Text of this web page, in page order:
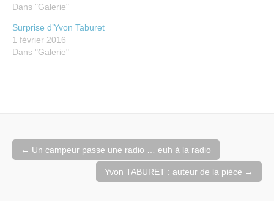
Dans "Galerie"
Surprise d’Yvon Taburet
1 février 2016
Dans "Galerie"
Navigation
de
l'article
← Un campeur passe une radio … euh à la radio
Yvon TABURET : auteur de la pièce →